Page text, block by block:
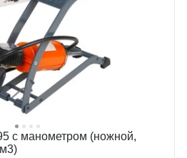
с манометром (ножной,